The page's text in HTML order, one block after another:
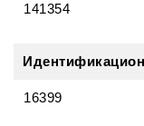
141354
16399